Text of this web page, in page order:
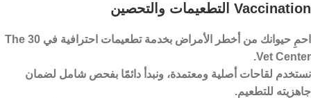
Vaccination التطعيمات والتحصين
احمِ حيوانك من أخطر الأمراض بخدمة تطعيمات احترافية في The 30
Vet Center
.
نستخدم لقاحات أصلية ومعتمدة، ونبدأ دائمًا بفحص شامل لضمان
جاهزيته للتطعيم.